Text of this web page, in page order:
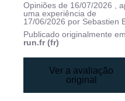
Opiniões de 16/07/2026
,
uma experiência de
17/06/2026 por Sebastien
Publicado originalmente
run.fr (fr)
Ver a avaliação
original